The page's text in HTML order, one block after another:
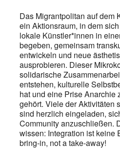
Das Migrantpolitan auf dem
ein Aktionsraum, in dem
lokale Künstler*innen in
begeben, gemeinsam
entwickeln und neue
ausprobieren. Dieser
solidarische
entstehen, kulturelle
hat und eine Prise Anarchie
gehört. Viele der Aktivitäten
sind herzlich eingeladen,
Community anzuschließen.
wissen: Integration ist keine
bring-in, not a take-away!